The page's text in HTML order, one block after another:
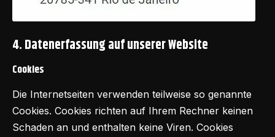
4. Datenerfassung auf unserer Website
Cookies
Die Internetseiten verwenden teilweise so genannte
Cookies. Cookies richten auf Ihrem Rechner keinen
Schaden an und enthalten keine Viren. Cookies